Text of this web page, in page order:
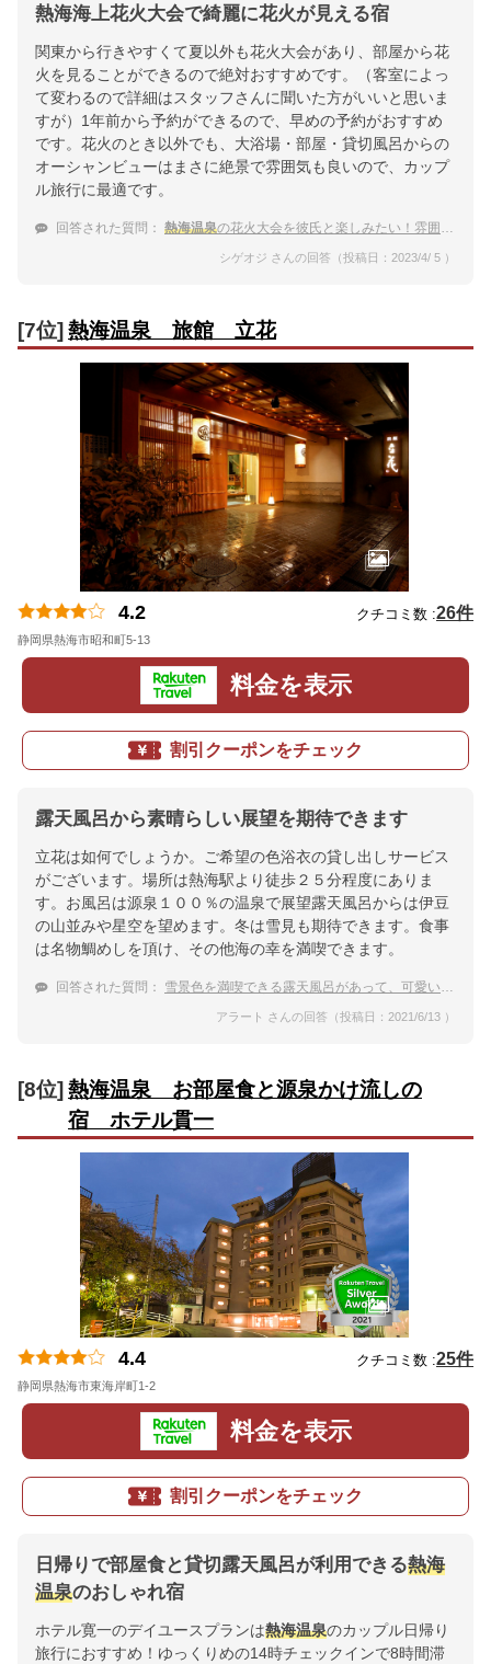
熱海海上花火大会で綺麗に花火が見える宿
関東から行きやすくて夏以外も花火大会があり、部屋から花
火を見ることができるので絶対おすすめです。（客室によっ
て変わるので詳細はスタッフさんに聞いた方がいいと思いま
すが）1年前から予約ができるので、早めの予約がおすすめ
です。花火のとき以外でも、大浴場・部屋・貸切風呂からの
オーシャンビューはまさに絶景で雰囲気も良いので、カップ
ル旅行に最適です。
回答された質問： 熱海温泉の花火大会を彼氏と楽しみたい！雰囲気が良い温泉宿
シゲオジ さんの回答（投稿日：2023/4/ 5 ）
[7位]熱海温泉 旅館 立花
4.2 クチコミ数 :26件
静岡県熱海市昭和町5-13
料金を表示
割引クーポンをチェック
露天風呂から素晴らしい展望を期待できます
立花は如何でしょうか。ご希望の色浴衣の貸し出しサービス
がございます。場所は熱海駅より徒歩２５分程度にありま
す。お風呂は源泉１００％の温泉で展望露天風呂からは伊豆
の山並みや星空を望めます。冬は雪見も期待できます。食事
は名物鯛めしを頂け、その他海の幸を満喫できます。
回答された質問： 雪景色を満喫できる露天風呂があって、可愛い浴衣のレンタルがある
アラート さんの回答（投稿日：2021/6/13 ）
[8位] 熱海温泉 お部屋食と源泉かけ流しの
宿 ホテル貫一
4.4 クチコミ数 :25件
静岡県熱海市東海岸町1-2
料金を表示
割引クーポンをチェック
日帰りで部屋食と貸切露天風呂が利用できる熱海
温泉のおしゃれ宿
ホテル寛一のデイユースプランは熱海温泉のカップル日帰り
旅行におすすめ！ゆっくりめの14時チェックインで8時間滞